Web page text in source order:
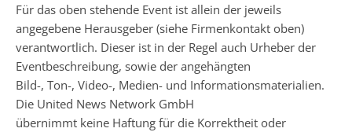
Für das oben stehende Event ist allein der jeweils
angegebene Herausgeber (siehe Firmenkontakt oben)
verantwortlich. Dieser ist in der Regel auch Urheber der
Eventbeschreibung, sowie der angehängten
Bild-, Ton-, Video-, Medien- und Informationsmaterialien.
Die United News Network GmbH
übernimmt keine Haftung für die Korrektheit oder